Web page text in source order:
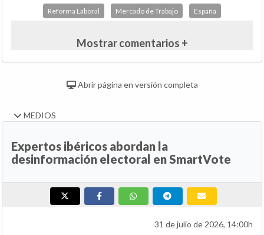
Reforma Laboral Mercado de Trabajo España
Mostrar comentarios +
Abrir página en versión completa
MEDIOS
Expertos ibéricos abordan la
desinformación electoral en SmartVote
31 de julio de 2026, 14:00h